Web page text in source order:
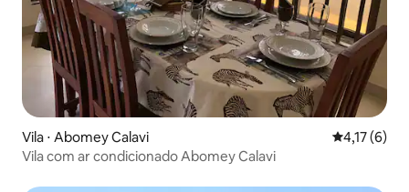
Vila ⋅ Abomey Calavi 4,17 de
4,17 (6)
Vila com ar condicionado Abomey Calavi